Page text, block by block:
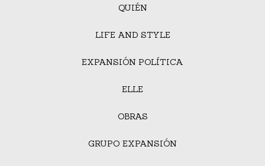
QUIÉN
LIFE AND STYLE
EXPANSIÓN POLÍTICA
ELLE
OBRAS
GRUPO EXPANSIÓN